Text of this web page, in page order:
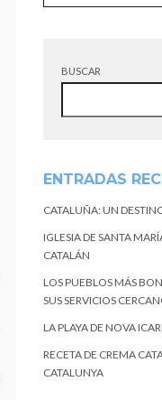
BUSCAR
ENTRADAS
CATALUÑA: UN
IGLESIA DE SANTA
CATALÁN
LOS PUEBLOS MÁS
SUS SERVICIOS
LA PLAYA DE NOVA
RECETA DE CREMA
CATALUNYA